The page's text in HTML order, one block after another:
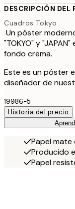
DESCRIPCIÓN DEL
Cuadros Tokyo
Un póster
"TOKYO" y
fondo crema.
Este es un póster
diseñador de
19986-5
Historia del precio
Papel mate
Producido
Papel